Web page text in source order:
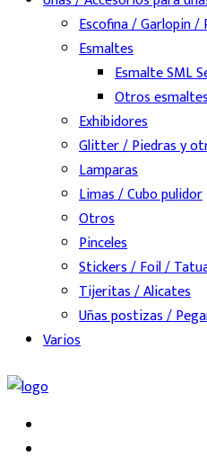
Escofina / Garlopin
Esmaltes
Esmalte SML
Otros
Exhibidores
Glitter / Piedras y
Lamparas
Limas / Cubo pulidor
Otros
Pinceles
Stickers / Foil /
Tijeritas / Alicates
Uñas postizas /
Varios